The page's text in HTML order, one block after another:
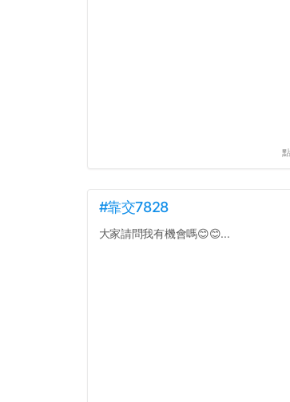
#靠交7828
大家請問我有機會嗎😊😊...